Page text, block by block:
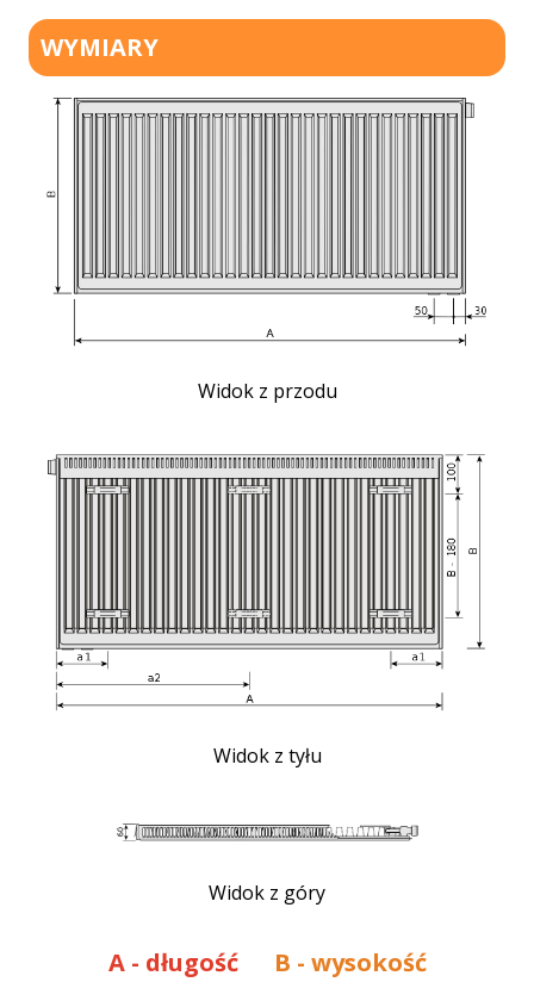
WYMIARY
Widok z przodu
Widok z tyłu
Widok z góry
A - długość B - wysokość